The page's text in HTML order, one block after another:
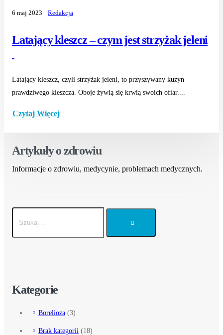
Latający kleszcz – czym jest strzyżak jeleni
6 maj 2023 Redakcja
Latający kleszcz, czyli strzyżak jeleni, to przyszywany kuzyn
prawdziwego kleszcza. Oboje żywią się krwią swoich ofiar....
Czytaj Więcej
Artykuły o zdrowiu
Informacje o zdrowiu, medycynie, problemach medycznych.
Kategorie
Borelioza (3)
Brak kategorii (18)